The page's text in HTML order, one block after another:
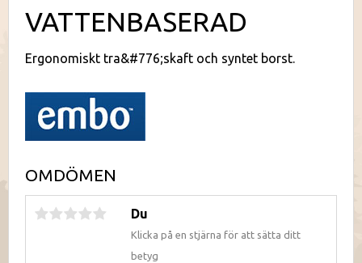
VATTENBASERAD
Ergonomiskt tra&#776;skaft och syntet borst.
OMDÖMEN
Du
Klicka på en stjärna för att sätta ditt
betyg